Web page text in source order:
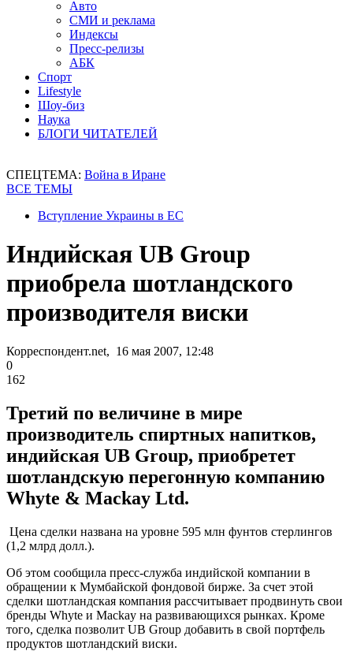
Авто
СМИ и реклама
Индексы
Пресс-релизы
АБК
Спорт
Lifestyle
Шоу-биз
Наука
БЛОГИ ЧИТАТЕЛЕЙ
СПЕЦТЕМА: Война в Иране
ВСЕ ТЕМЫ
Вступление Украины в ЕС
Индийская UB Group
приобрела шотландского
производителя виски
Корреспондент.net, 16 мая 2007, 12:48
0
162
Третий по величине в мире
производитель спиртных напитков,
индийская UB Group, приобретет
шотландскую перегонную компанию
Whyte & Mackay Ltd.
Цена сделки названа на уровне 595 млн фунтов стерлингов
(1,2 млрд долл.).
Об этом сообщила пресс-служба индийской компании в
обращении к Мумбайской фондовой бирже. За счет этой
сделки шотландская компания рассчитывает продвинуть свои
бренды Whyte и Mackay на развивающихся рынках. Кроме
того, сделка позволит UB Group добавить в свой портфель
продуктов шотландский виски.